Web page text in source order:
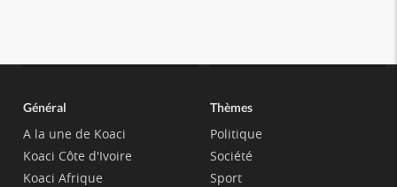
Général
A la une de Koaci
Koaci Côte d'Ivoire
Koaci Afrique
Thèmes
Politique
Société
Sport